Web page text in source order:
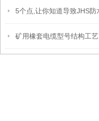
矿用橡套电缆型号结构工艺